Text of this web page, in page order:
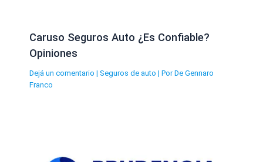
Caruso Seguros Auto ¿Es Confiable?
Opiniones
Dejá un comentario | Seguros de auto | Por De Gennaro
Franco